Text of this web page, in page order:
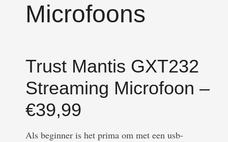
Microfoons
Trust Mantis GXT232
Streaming Microfoon –
€39,99
Als beginner is het prima om met een usb-